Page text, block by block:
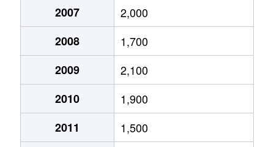
1,300万円
3,500万円
1,500万円
1,200万円
5,000万円
2007
2,000
2008
1,700
2009
2,100
2010
1,900
2011
1,500